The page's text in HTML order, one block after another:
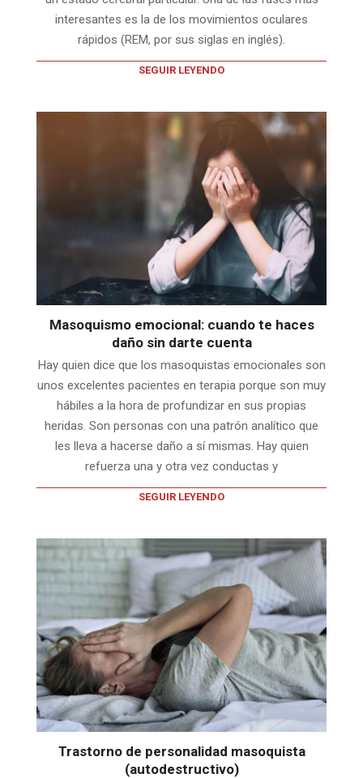
interesantes es la de los movimientos oculares
rápidos (REM, por sus siglas en inglés).
SEGUIR LEYENDO
Masoquismo emocional: cuando te haces
daño sin darte cuenta
Hay quien dice que los masoquistas emocionales son
unos excelentes pacientes en terapia porque son muy
hábiles a la hora de profundizar en sus propias
heridas. Son personas con una patrón analítico que
les lleva a hacerse daño a sí mismas. Hay quien
refuerza una y otra vez conductas y
SEGUIR LEYENDO
Trastorno de personalidad masoquista
(autodestructivo)